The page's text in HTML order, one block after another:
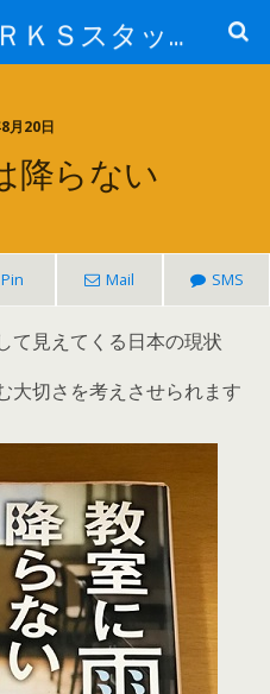
ＨＯＭＥＷＯＲＫＳスタッフ日記ブログ
月20日
降らない
Pin Mail SMS
て見えてくる日本の現状
大切さを考えさせられます